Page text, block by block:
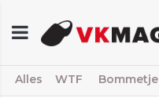
Alles WTF Bommetje